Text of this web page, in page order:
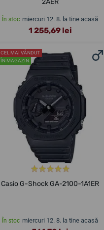
În stoc miercuri 12. 8. la tine acasă
1 255,69 lei
CEL MAI VÂNDUT
ÎN MAGAZIN
Casio G-Shock GA-2100-1A1ER
În stoc miercuri 12. 8. la tine acasă